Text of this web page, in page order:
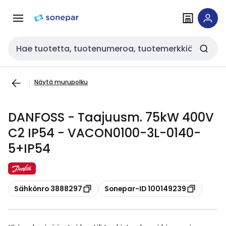
navigointiinsisältöön
Haku
Näytä murupolku
DANFOSS - Taajuusm. 75kW 400V
C2 IP54 - VACON0100-3L-0140-
5+IP54
Kopioi
Sähkönro 3888297 Kopioi
Sonepar-ID 100149239